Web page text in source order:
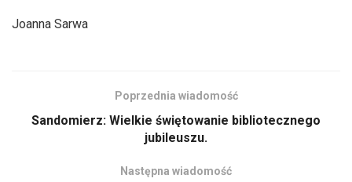
Joanna Sarwa
Poprzednia wiadomość
Sandomierz: Wielkie świętowanie bibliotecznego
jubileuszu.
Następna wiadomość